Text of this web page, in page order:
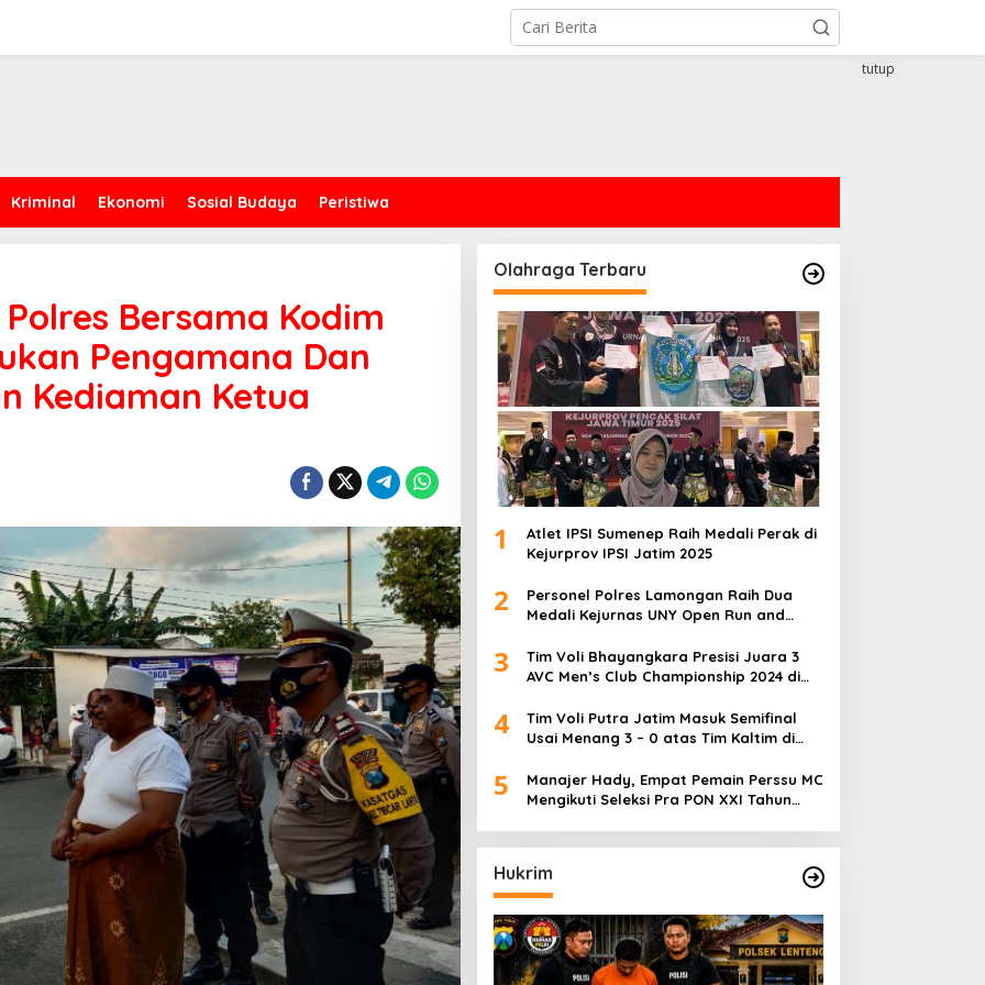
Kriminal Ekonomi Sosial Budaya Peristiwa
tutup
Bersama Kodim
Pengamana Dan
Kediaman Ketua
Olahraga Terbaru
1
Atlet IPSI Sumenep Raih Medali Perak di
Kejurprov IPSI Jatim 2025
2
Personel Polres Lamongan Raih Dua
Medali Kejurnas UNY Open Run and
3
Tim Voli Bhayangkara Presisi Juara 3
AVC Men’s Club Championship 2024 di
4
Tim Voli Putra Jatim Masuk Semifinal
Usai Menang 3 – 0 atas Tim Kaltim di
5
Manajer Hady, Empat Pemain Perssu MC
Mengikuti Seleksi Pra PON XXI Tahun
Hukrim